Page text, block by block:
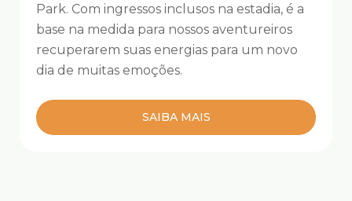
Park. Com ingressos inclusos na estadia, é a
base na medida para nossos aventureiros
recuperarem suas energias para um novo
dia de muitas emoções.
SAIBA MAIS